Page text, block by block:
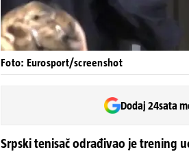
Foto: Eurosport/screenshot
Dodaj 24sata
Srpski tenisač odrađivao je trening